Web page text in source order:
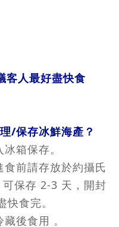
客人最好盡快食
/保存冰鮮海產？
箱保存。
前請存放於約攝氏
保存 2-3 天，開封
食完。
後食用 。